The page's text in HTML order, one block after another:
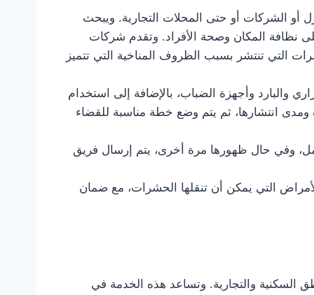
أو الشركات أو حتى المحلات التجارية. ويبحث
نظافة المكان وصحة الأفراد. وتقدم شركات
التي تنتشر بسبب الظروف المناخية التي تتميز
والبارد وأجهزة الضباب، بالإضافة إلى استخدام
انتشارها، ثم يتم وضع خطة مناسبة للقضاء
وفي حال ظهورها مرة أخرى، يتم إرسال فريق
التي يمكن أن تنقلها الحشرات، مع ضمان
السكنية والتجارية. وتساعد هذه الخدمة في